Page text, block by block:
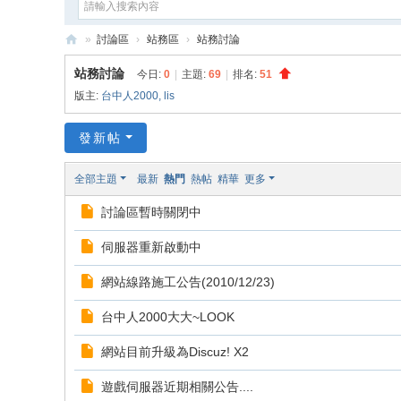
G
a
X
» 討論區 › 站務區 › 站務討論
站務討論 今日: 0 主題: 69 排名: 51
版主: 台中人2000, lis
發新帖
全部主題 最新 熱門 熱帖 精華 更多
討論區暫時關閉中
伺服器重新啟動中
網站線路施工公告(2010/12/23)
台中人2000大大~LOOK
網站目前升級為Discuz! X2
遊戲伺服器近期相關公告....